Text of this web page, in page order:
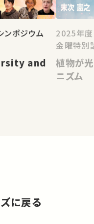
ポジウム
and
2025年度
金曜特別
植物が光
ニズム
に戻る